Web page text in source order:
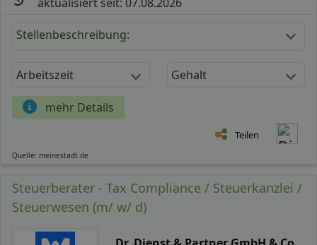
Stellenbeschreibung:
Arbeitszeit Gehalt
mehr Details
Teilen
Quelle: meinestadt.de
Steuerberater - Tax Compliance / Steuerkanzlei /
Steuerwesen (m/ w/ d)